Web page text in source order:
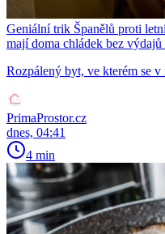
Geniální trik Španělů proti
mají doma chládek bez výdajů
Rozpálený byt, ve kterém se
PrimaProstor.cz
dnes, 04:41
4 min